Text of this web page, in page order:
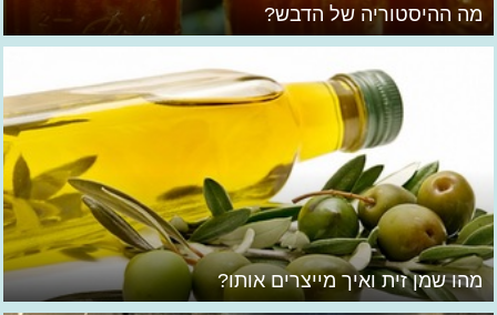
מה ההיסטוריה של הדבש?
מהו שמן זית ואיך מייצרים אותו?